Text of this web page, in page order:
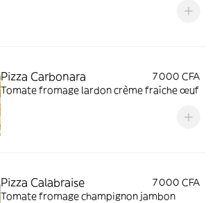
Pizza Carbonara
7 000 CFA
Tomate fromage lardon crème fraîche œuf
Pizza Calabraise
7 000 CFA
Tomate fromage champignon jambon